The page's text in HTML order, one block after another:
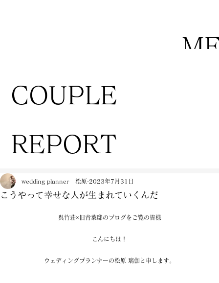
COUPLE
REPORT
こうやって幸せな人が生まれていくんだ
wedding planner 松原 2023年7月31日
呉竹荘×旧青葉邸のブログをご覧の皆様
こんにちは！
ウェディングプランナーの松原 璃伽と申します。